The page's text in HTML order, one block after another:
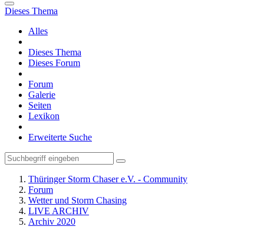
Dieses Thema
Alles
Dieses Thema
Dieses Forum
Forum
Galerie
Seiten
Lexikon
Erweiterte Suche
Thüringer Storm Chaser e.V. - Community
Forum
Wetter und Storm Chasing
LIVE ARCHIV
Archiv 2020